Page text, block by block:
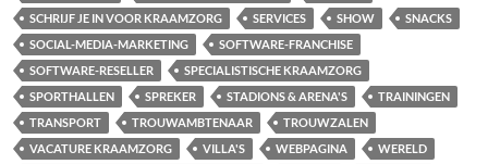
SCHRIJF JE IN VOOR KRAAMZORG
SERVICES SHOW
SNACKS
SOCIAL-MEDIA-MARKETING
SOFTWARE-FRANCHISE
SOFTWARE-RESELLER
SPECIALISTISCHE KRAAMZORG
SPORTHALLEN
SPREKER STADIONS & ARENA'S
TRAININGEN
TRANSPORT
TROUWAMBTENAAR
TROUWZALEN
VACATURE KRAAMZORG
VILLA'S WEBPAGINA
WERELD